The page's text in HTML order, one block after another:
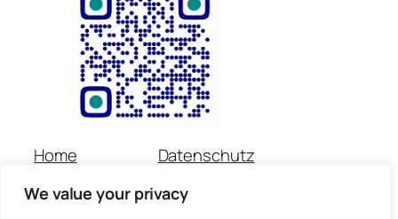
We value your privacy
Home
Veranstaltungen
Datenschutz
Kontakt